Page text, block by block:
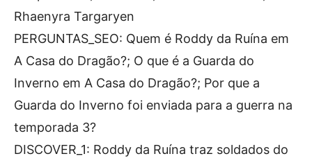
Rhaenyra Targaryen
PERGUNTAS_SEO: Quem é Roddy da Ruína em
A Casa do Dragão?; O que é a Guarda do
Inverno em A Casa do Dragão?; Por que a
Guarda do Inverno foi enviada para a guerra na
temporada 3?
DISCOVER_1: Roddy da Ruína traz soldados do